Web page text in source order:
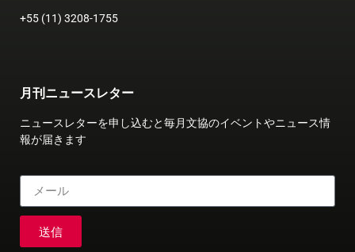
+55 (11) 3208-1755
月刊ニュースレター
ニュースレターを申し込むと毎月文協のイベントやニュース情
報が届きます
送信